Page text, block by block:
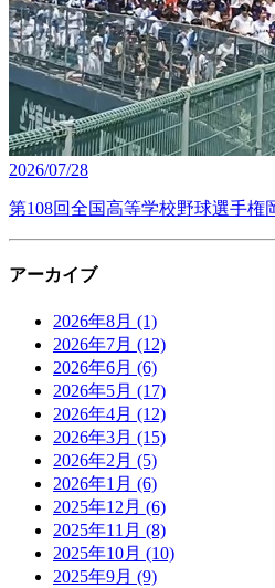
2026/07/28
第108回全国高等学校野球選手権
アーカイブ
2026年8月 (1)
2026年7月 (12)
2026年6月 (6)
2026年5月 (17)
2026年4月 (12)
2026年3月 (15)
2026年2月 (5)
2026年1月 (6)
2025年12月 (6)
2025年11月 (8)
2025年10月 (10)
2025年9月 (9)